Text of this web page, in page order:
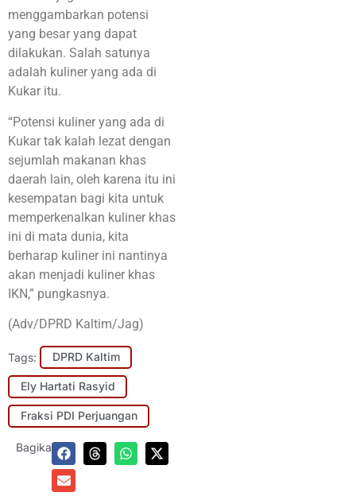
menggambarkan potensi
yang besar yang dapat
dilakukan. Salah satunya
adalah kuliner yang ada di
Kukar itu.
“Potensi kuliner yang ada di
Kukar tak kalah lezat dengan
sejumlah makanan khas
daerah lain, oleh karena itu ini
kesempatan bagi kita untuk
memperkenalkan kuliner khas
ini di mata dunia, kita
berharap kuliner ini nantinya
akan menjadi kuliner khas
IKN,” pungkasnya.
(Adv/DPRD Kaltim/Jag)
Tags: DPRD Kaltim
Ely Hartati Rasyid
Fraksi PDI Perjuangan
Bagikan: